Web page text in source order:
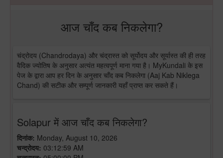
आज चाँद कब निकलेगा?
चंद्रोदय (Chandrodaya) और चंद्रास्त को सूर्योदय और सूर्यास्त की ही तरह
वैदिक ज्योतिष के अनुसार अत्यंत महत्वपूर्ण माना गया है। MyKundali के इस
पेज के द्वारा आप हर दिन के अनुसार चाँद कब निकलेगा (Aaj Kab Niklega
Chand) की सटीक और सम्पूर्ण जानकारी यहाँ प्राप्त कर सकते हैं।
Solapur में आज चाँद कब निकलेगा?
दिनांक: Monday, August 10, 2026
चन्द्रोदय: 03:12:59 AM